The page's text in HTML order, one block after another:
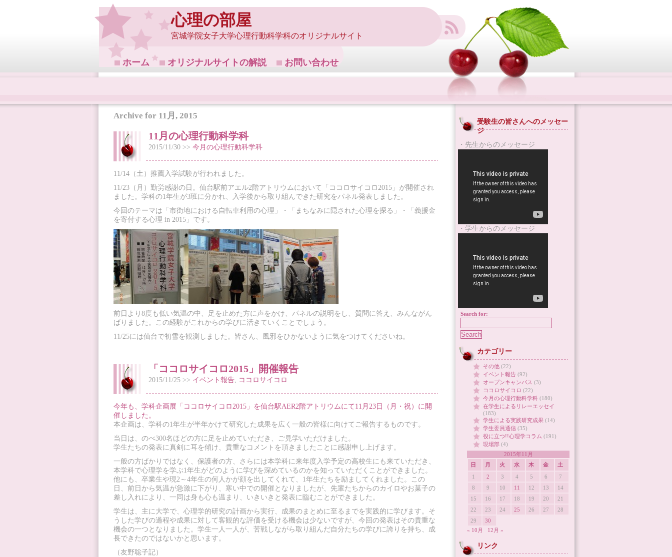
心理の部屋
宮城学院女子大学心理行動科学科のオリジナルサイト
ホーム オリジナルサイトの解説 お問い合わせ
Archive for 11月, 2015
11月の心理行動科学科
2015/11/30 >> 今月の心理行動科学科
11/14（土）推薦入学試験が行われました。
11/23（月）勤労感謝の日。仙台駅前アエル2階アトリウムにおいて「ココロサイコロ2015」が開催され
ました。学科の1年生が3班に分かれ、入学後から取り組んできた研究をパネル発表しました。
今回のテーマは「市街地における自転車利用の心理」・「まちなみに隠された心理を探る」・「義援金
を寄付する心理 in 2015」です。
前日より8度も低い気温の中、足を止めた方に声をかけ、パネルの説明をし、質問に答え、みんながん
ばりました。この経験がこれからの学びに活きていくことでしょう。
11/25には仙台で初雪を観測しました。皆さん、風邪をひかないように気をつけてくださいね。
「ココロサイコロ2015」開催報告
2015/11/25 >> イベント報告, ココロサイコロ
今年も、学科企画展「ココロサイコロ2015」を仙台駅AER2階アトリウムにて11月23日（月・祝）に開
催しました。
本企画は、学科の1年生が半年かけて研究した成果を広く一般の皆様に向けてご報告するものです。
当日は、のべ300名ほどの方に足を止めていただき、ご見学いただけました。
学生たちの発表に真剣に耳を傾け、貴重なコメントを頂きましたことに感謝申し上げます。
一般の方ばかりではなく、保護者の方、さらには本学科に来年度入学予定の高校生にも来ていただき、
本学科で心理学を学ぶ1年生がどのように学びを深めているのかを知っていただくことができました。
他にも、卒業生や現2～4年生の何人かが顔を出してくれて、1年生たちを励ましてくれました。この
日、前日から気温が急激に下がり、寒い中での開催となりましたが、先輩たちからのカイロやお菓子の
差し入れにより、一同は身も心も温まり、いきいきと発表に臨むことができました。
学生は、主に大学で、心理学的研究の計画から実行、成果のまとめに至るまでを実践的に学びます。そ
うした学びの過程や成果に対して客観的な評価を受ける機会は少ないですが、今回の発表はその貴重な
機会の一つとなりました。学生一人一人が、苦戦しながら取り組んだ自分たちの学びに誇りを持ち、成
長できたのではないかと思います。
（友野聡子記）
受験生の皆さんへのメッセー
ジ
・先生からのメッセージ
・学生からのメッセージ
Search for:
カテゴリー
その他 (22)
イベント報告 (92)
オープンキャンパス (3)
ココロサイコロ (22)
今月の心理行動科学科 (180)
在学生によるリレーエッセイ
(183)
学生による実践研究成果 (14)
学生委員通信 (35)
役に立つ!!心理学コラム (191)
現場部 (4)
2015年11月
日
月 火 水 木 金
土
1
2 3 4 5 6
7
8
9 10 11 12 13
14
15
16 17 18 19 20
21
22
23 24 25 26 27
28
29
30
« 10月
12月 »
リンク